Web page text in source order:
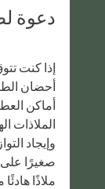
دعوة
إذا كنت
أحضان
أماكن
الملاذات
وإيجاد
صغيرًا على
ملاذًا